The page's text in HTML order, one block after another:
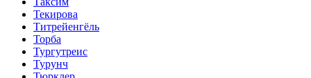
Текирова
Титрейенгёль
Торба
Тургутреис
Турунч